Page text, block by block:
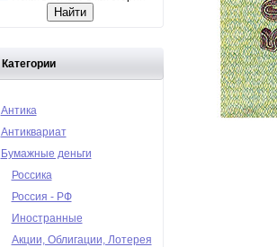
Категории
Антика
Антиквариат
Бумажные деньги
Россика
Россия - РФ
Иностранные
Акции, Облигации, Лотерея